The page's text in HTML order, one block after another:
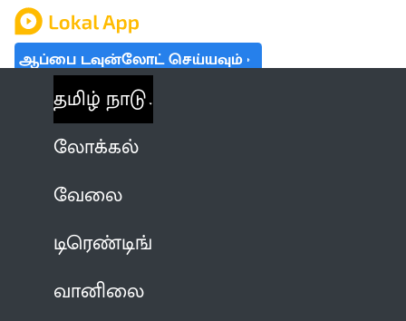
ஆப்பை டவுன்லோட் செய்யவும்
தமிழ் நாடு
லோக்கல்
வேலை
டிரெண்டிங்
வானிலை